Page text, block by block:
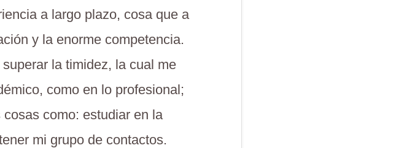
a largo plazo, cosa que a
y la enorme competencia.
la timidez, la cual me
como en lo profesional;
como: estudiar en la
mi grupo de contactos.